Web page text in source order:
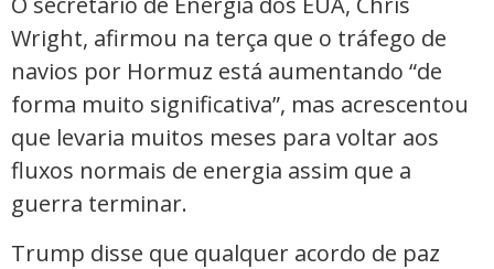
Wright, afirmou na terça que o tráfego de
navios por Hormuz está aumentando “de
forma muito significativa”, mas acrescentou
que levaria muitos meses para voltar aos
fluxos normais de energia assim que a
guerra terminar.
Trump disse que qualquer acordo de paz